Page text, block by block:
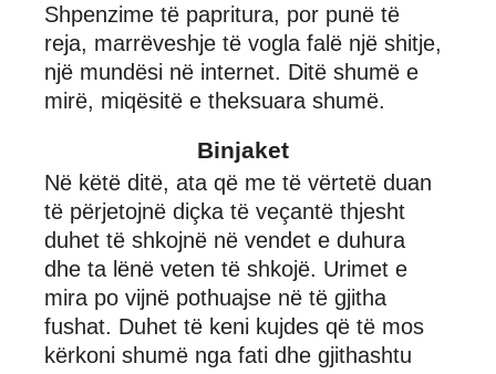
Shpenzime të papritura, por punë të
reja, marrëveshje të vogla falë një shitje,
një mundësi në internet. Ditë shumë e
mirë, miqësitë e theksuara shumë.
Binjaket
Në këtë ditë, ata që me të vërtetë duan
të përjetojnë diçka të veçantë thjesht
duhet të shkojnë në vendet e duhura
dhe ta lënë veten të shkojë. Urimet e
mira po vijnë pothuajse në të gjitha
fushat. Duhet të keni kujdes që të mos
kërkoni shumë nga fati dhe gjithashtu